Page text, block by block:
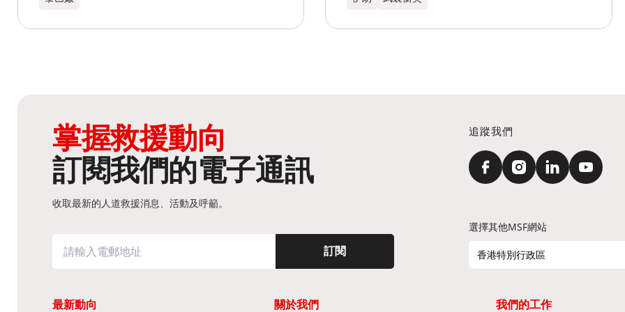
掌握救援動向
訂閱我們的電子通訊
收取最新的人道救援消息、活動及呼籲。
訂閱
追蹤我們
選擇其他MSF網站
香港特別行政區
最新動向 關於我們 我們的工作